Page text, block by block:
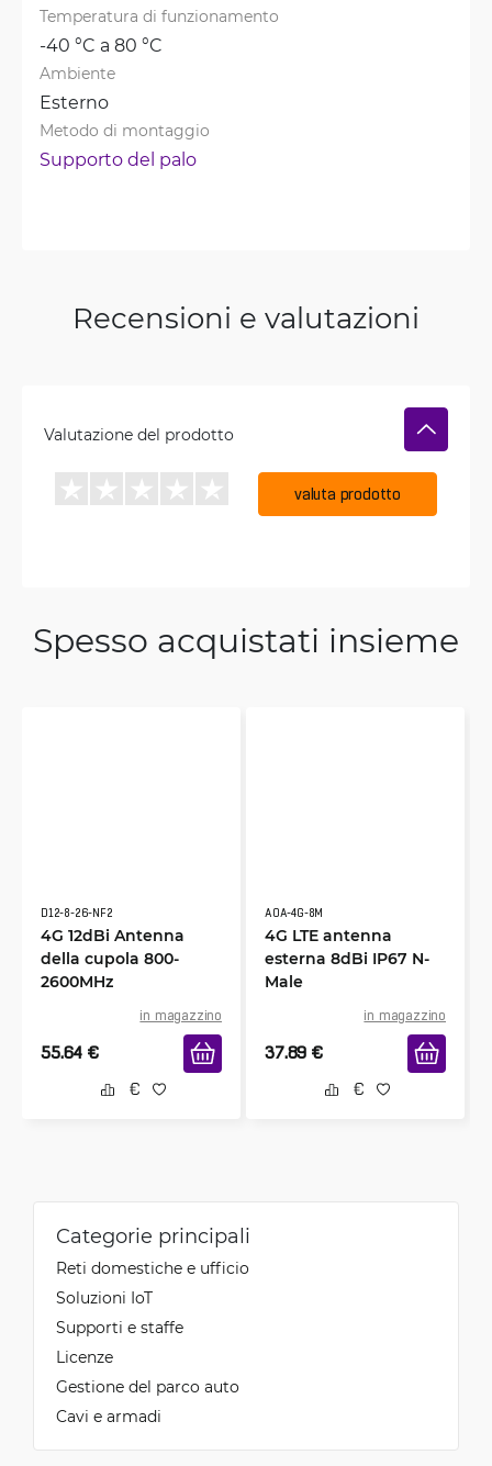
Temperatura di funzionamento
-40 °C a 80 °C
Ambiente
Esterno
Metodo di montaggio
Supporto del palo
Recensioni e valutazioni
Valutazione del prodotto
valuta prodotto
Spesso acquistati insieme
D12-8-26-NF2
4G 12dBi Antenna
della cupola 800-
2600MHz
in magazzino
55.64 €
AOA-4G-8M
4G LTE antenna
esterna 8dBi IP67 N-
Male
in magazzino
37.89 €
Categorie principali
Reti domestiche e ufficio
Soluzioni IoT
Supporti e staffe
Licenze
Gestione del parco auto
Cavi e armadi